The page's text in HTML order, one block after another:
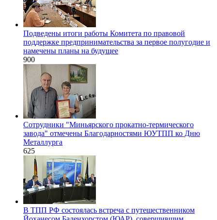
Подведены итоги работы Комитета по правовой
поддержке предпринимательства за первое полугодие и
намечены планы на будущее
900
Сотрудники "Миньярского прокатно-термического
завода" отмечены Благодарностями ЮУТПП ко Дню
Металлурга
625
В ТПП РФ состоялась встреча с путешественником